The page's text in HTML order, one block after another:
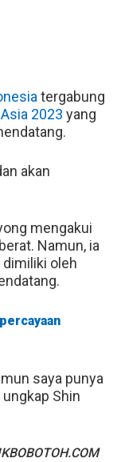
tergabung
2023 yang
akan
mengakui
Namun, ia
oleh
saya punya
Shin